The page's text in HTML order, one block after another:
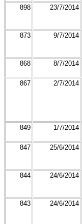
898 23/7/2014
873 9/7/2014
868 8/7/2014
867 2/7/2014
849 1/7/2014
847 25/6/2014
844 24/6/2014
843 24/6/2014